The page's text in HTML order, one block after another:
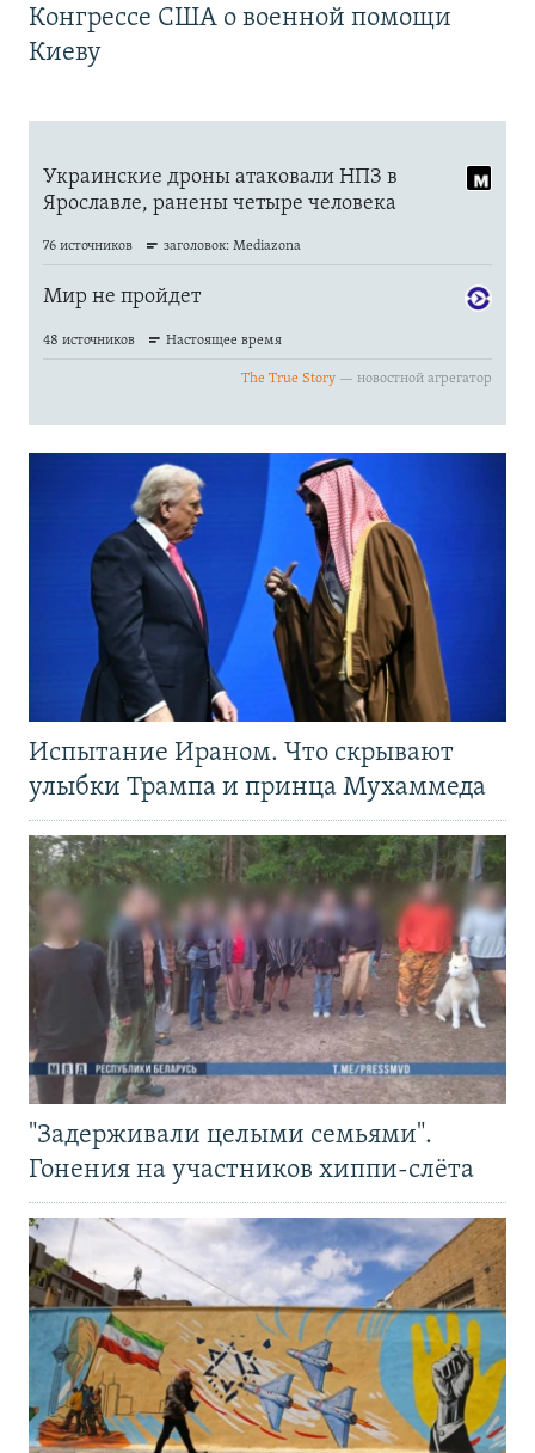
Конгрессе США о военной помощи
Киеву
Испытание Ираном. Что скрывают
улыбки Трампа и принца Мухаммеда
"Задерживали целыми семьями".
Гонения на участников хиппи-слёта